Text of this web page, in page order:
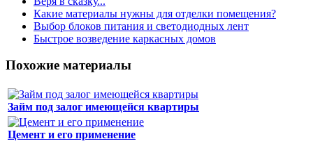
Какие материалы нужны для отделки помещения?
Выбор блоков питания и светодиодных лент
Быстрое возведение каркасных домов
Похожие материалы
Займ под залог имеющейся квартиры
Цемент и его применение